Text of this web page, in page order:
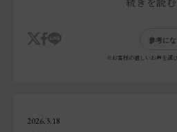
トのシャンプーを使用していまし
す。
続きを読む
参考に
※お客様の嬉しいお声を選
2026.3.18